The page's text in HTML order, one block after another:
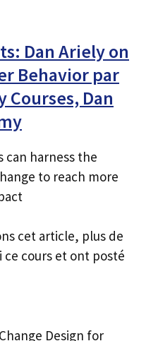
Dan Ariely on
Behavior par
Courses, Dan
can harness the
to reach more
cet article, plus de
ce cours et ont posté
Design for